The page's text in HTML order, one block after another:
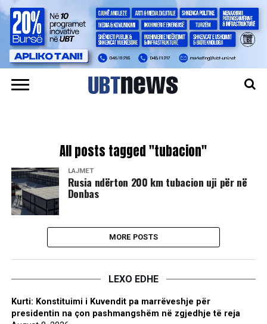
All posts tagged "tubacion"
LAJMET
Rusia ndërton 200 km tubacion uji për në
Donbas
MORE POSTS
LEXO EDHE
Kurti: Konstituimi i Kuvendit pa marrëveshje për
presidentin na çon pashmangshëm në zgjedhje të reja